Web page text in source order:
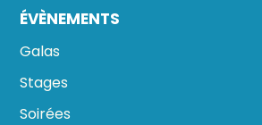
ÉVÈNEMENTS
Galas
Stages
Soirées